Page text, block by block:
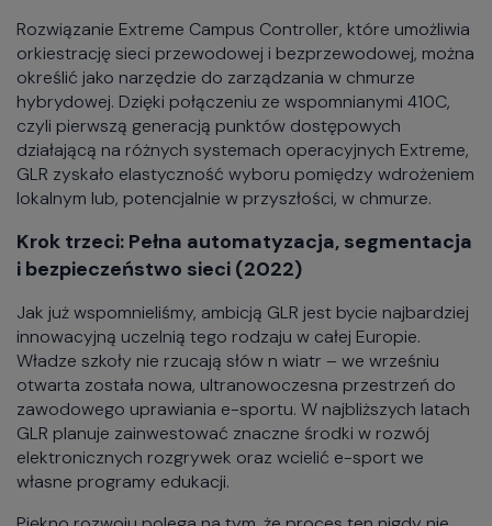
Rozwiązanie Extreme Campus Controller, które umożliwia
orkiestrację sieci przewodowej i bezprzewodowej, można
określić jako narzędzie do zarządzania w chmurze
hybrydowej. Dzięki połączeniu ze wspomnianymi 410C,
czyli pierwszą generacją punktów dostępowych
działającą na różnych systemach operacyjnych Extreme,
GLR zyskało elastyczność wyboru pomiędzy wdrożeniem
lokalnym lub, potencjalnie w przyszłości, w chmurze.
Krok trzeci: Pełna automatyzacja, segmentacja
i bezpieczeństwo sieci (2022)
Jak już wspomnieliśmy, ambicją GLR jest bycie najbardziej
innowacyjną uczelnią tego rodzaju w całej Europie.
Władze szkoły nie rzucają słów n wiatr – we wrześniu
otwarta została nowa, ultranowoczesna przestrzeń do
zawodowego uprawiania e-sportu. W najbliższych latach
GLR planuje zainwestować znaczne środki w rozwój
elektronicznych rozgrywek oraz wcielić e-sport we
własne programy edukacji.